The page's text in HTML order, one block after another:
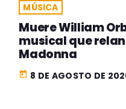
MÚSICA
Muere William
musical que
Madonna
today 8 DE AGOSTO DE